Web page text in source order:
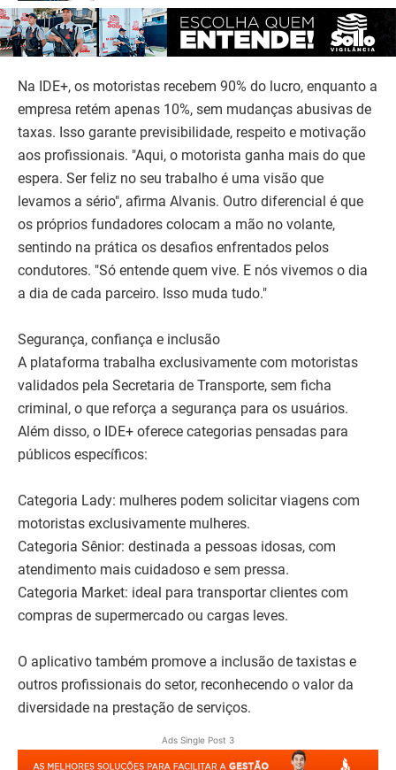
Na IDE+, os motoristas recebem 90% do lucro, enquanto a
empresa retém apenas 10%, sem mudanças abusivas de
taxas. Isso garante previsibilidade, respeito e motivação
aos profissionais. "Aqui, o motorista ganha mais do que
espera. Ser feliz no seu trabalho é uma visão que
levamos a sério", afirma Alvanis. Outro diferencial é que
os próprios fundadores colocam a mão no volante,
sentindo na prática os desafios enfrentados pelos
condutores. "Só entende quem vive. E nós vivemos o dia
a dia de cada parceiro. Isso muda tudo."
Segurança, confiança e inclusão
A plataforma trabalha exclusivamente com motoristas
validados pela Secretaria de Transporte, sem ficha
criminal, o que reforça a segurança para os usuários.
Além disso, o IDE+ oferece categorias pensadas para
públicos específicos:
Categoria Lady: mulheres podem solicitar viagens com
motoristas exclusivamente mulheres.
Categoria Sênior: destinada a pessoas idosas, com
atendimento mais cuidadoso e sem pressa.
Categoria Market: ideal para transportar clientes com
compras de supermercado ou cargas leves.
O aplicativo também promove a inclusão de taxistas e
outros profissionais do setor, reconhecendo o valor da
diversidade na prestação de serviços.
Ads Single Post 3